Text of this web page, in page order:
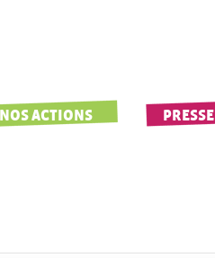
NOS ACTIONS PRESSE